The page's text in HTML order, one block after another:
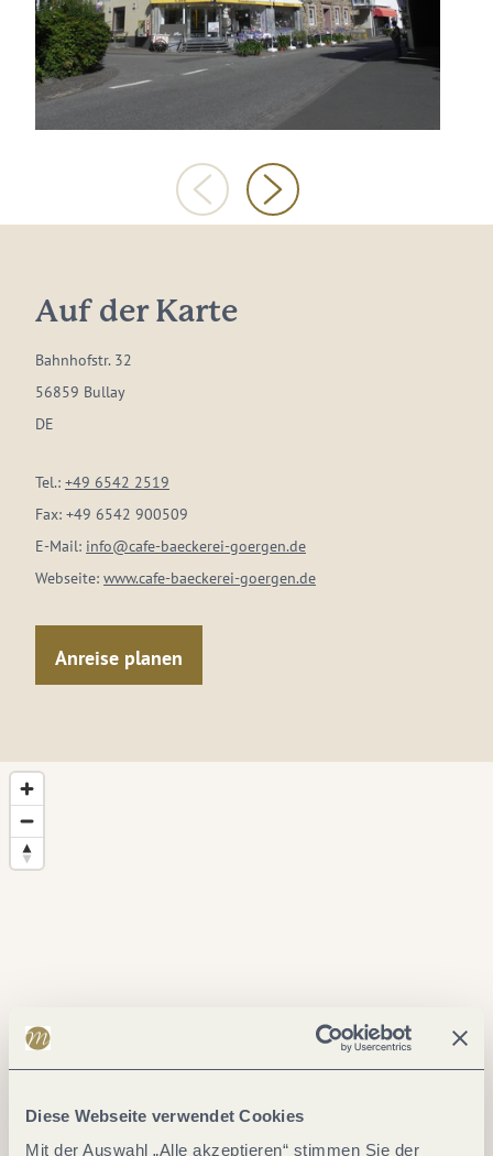
Diese Webseite verwendet Cookies
Mit der Auswahl „Alle akzeptieren“ stimmen Sie der
Auf der Karte
Bahnhofstr. 32
56859 Bullay
DE
Tel.: +49 6542 2519
Fax: +49 6542 900509
E-Mail: info@cafe-baeckerei-goergen.de
Webseite: www.cafe-baeckerei-goergen.de
Anreise planen